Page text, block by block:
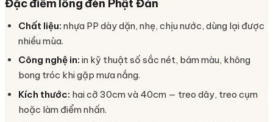
Đặc điểm lồng đèn Phật Đản
Chất liệu: nhựa PP dày dặn, nhẹ, chịu nước, dùng lại được
nhiều mùa.
Công nghệ in: in kỹ thuật số sắc nét, bám màu, không
bong tróc khi gặp mưa nắng.
Kích thước: hai cỡ 30cm và 40cm — treo dây, treo cụm
hoặc làm điểm nhấn.